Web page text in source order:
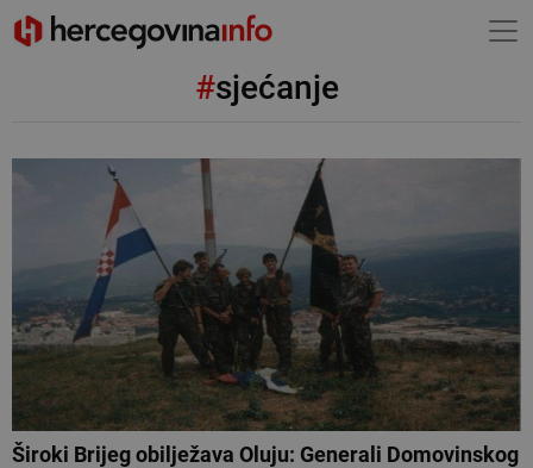
#sjećanje
Široki Brijeg obilježava Oluju: Generali Domovinskog